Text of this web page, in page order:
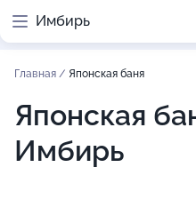
Имбирь
Главная / Японская баня
Японская
Имбирь